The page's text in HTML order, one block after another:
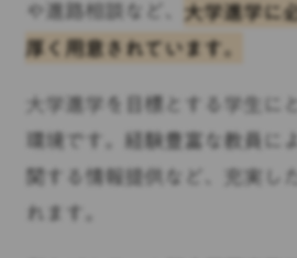
や進路相談など、
大学進学に
厚く用意されています。
大学進学を目標とする学生に
環境です。経験豊富な教員に
関する情報提供など、充実し
れます。